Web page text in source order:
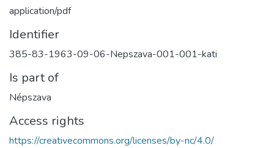
application/pdf
Identifier
385-83-1963-09-06-Nepszava-001-001-kati
Is part of
Népszava
Access rights
https://creativecommons.org/licenses/by-nc/4.0/